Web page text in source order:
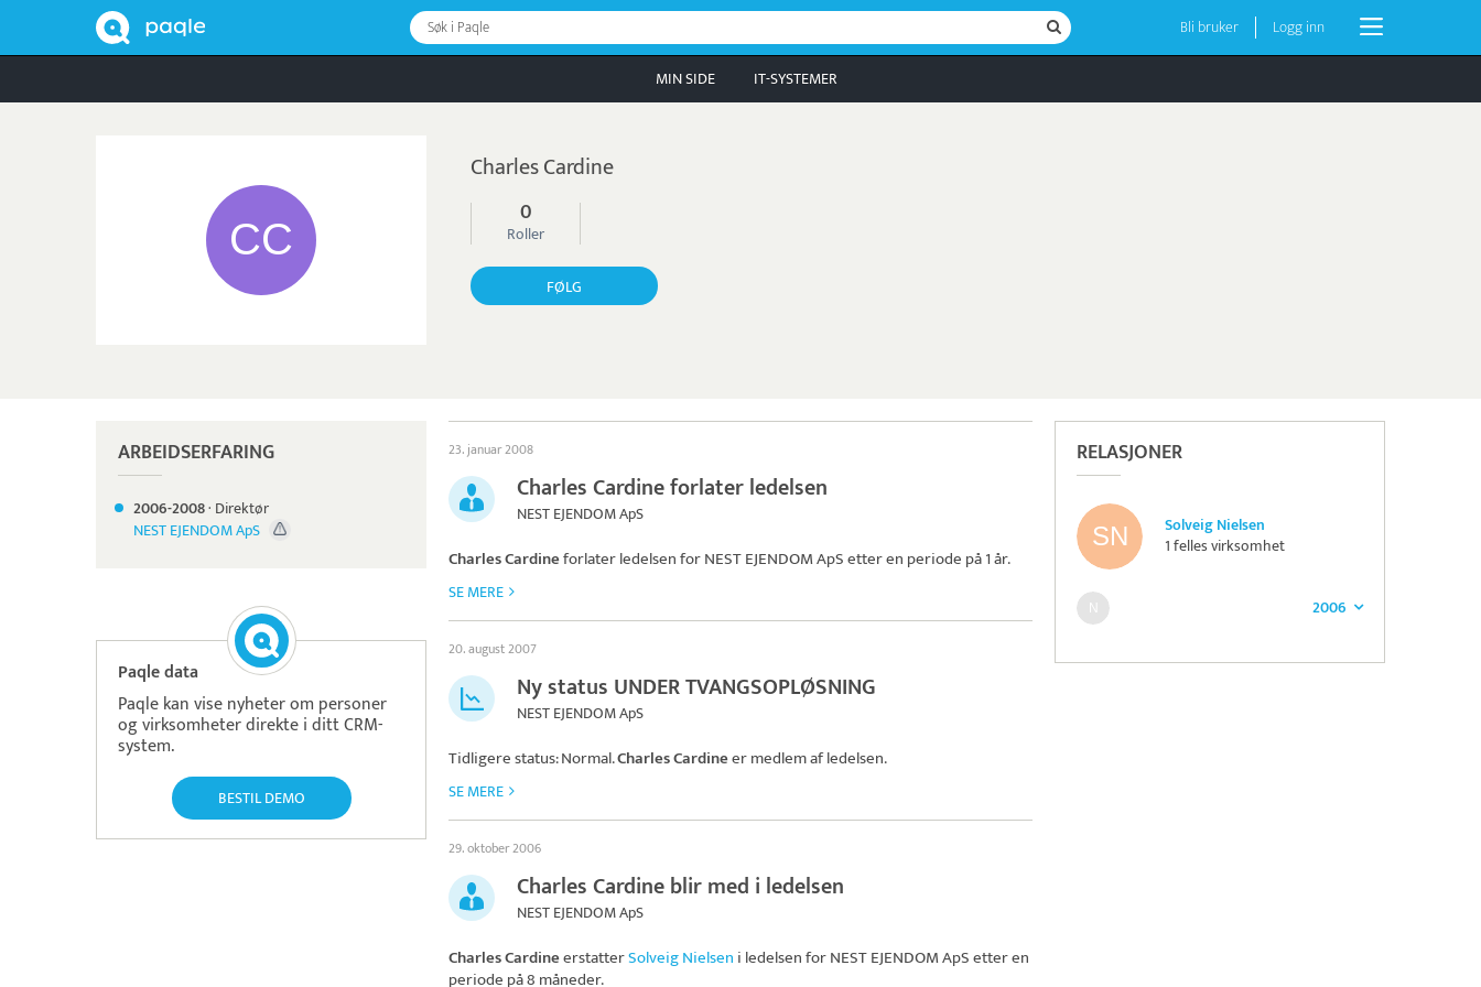
Bli bruker Logg inn
Søk i Paqle
MIN SIDE IT-SYSTEMER
Charles Cardine
0
Roller
FØLG
RELASJONER
Solveig Nielsen
1 felles virksomhet
2006
ARBEIDSERFARING
2006-2008· Direktør
NEST EJENDOM ApS
Paqle data
Paqle kan vise nyheter om personer
og virksomheter direkte i ditt CRM-
system.
BESTIL DEMO
23. januar 2008
Charles Cardine forlater ledelsen
NEST EJENDOM ApS
Charles Cardineforlater ledelsen forNEST EJENDOM ApSetter en periode på 1 år.
SE MERE
20. august 2007
Ny status UNDER TVANGSOPLØSNING
NEST EJENDOM ApS
Tidligere status: Normal.Charles Cardineer medlem af ledelsen.
SE MERE
29. oktober 2006
Charles Cardine blir med i ledelsen
NEST EJENDOM ApS
Charles CardineerstatterSolveig Nielsen i ledelsen forNEST EJENDOM ApSetter en
periode på 8 måneder.